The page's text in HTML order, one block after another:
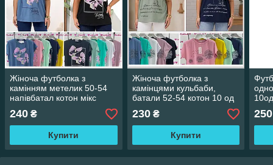
Жіноча футболка з
камінням метелик 50-54
напівбатал котон мікс
10од
240 ₴
Купити
Жіноча футболка з
камінцями кульбаби,
батали 52-54 котон 10 од
мікс
230₴
Купити
250